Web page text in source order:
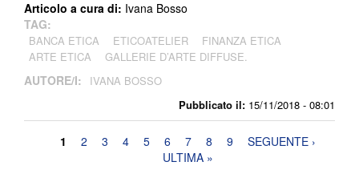
Pubblicato il: 15/11/2018 - 08:01
Articolo a cura di: Ivana Bosso
TAG:
BANCA ETICA ETICOATELIER
FINANZA ETICA
ARTE ETICA
GALLERIE D’ARTE DIFFUSE.
AUTORE/I: IVANA BOSSO
Pagine
1 2 3 4 5 6 7 8 9
SEGUENTE ›
ULTIMA »